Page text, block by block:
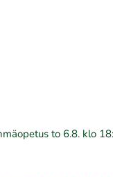
to 6.8. klo